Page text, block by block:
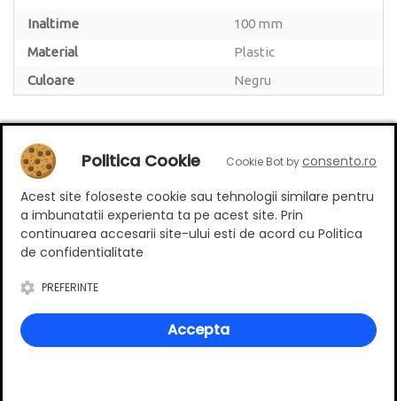
Inaltime
100 mm
Material
Plastic
Culoare
Negru
Review-uri
Spune-ți părerea acordând o nota produsului
Politica Cookie Cookie Bot byconsento.ro
Acest site foloseste cookie sau tehnologii similare pentru
a imbunatatii experienta ta pe acest site. Prin
continuarea accesarii site-ului esti de acord cu Politica
de confidentialitate
PREFERINTE
Accepta